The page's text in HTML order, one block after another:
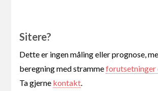
Sitere?
Dette er ingen måling eller prognose,
beregning med stramme
Ta gjerne kontakt.